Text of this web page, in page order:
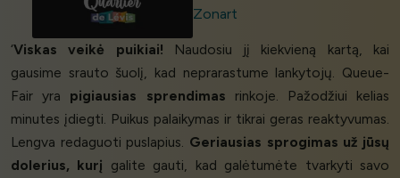
Zonart
‘Viskas veikė puikiai! Naudosiu jį kiekvieną kartą, kai
gausime srauto šuolį, kad neprarastume lankytojų. Queue-
Fair yra pigiausias sprendimas rinkoje. Pažodžiui kelias
minutes įdiegti. Puikus palaikymas ir tikrai geras reaktyvumas.
Lengva redaguoti puslapius. Geriausias sprogimas už jūsų
dolerius, kurį galite gauti, kad galėtumėte tvarkyti savo